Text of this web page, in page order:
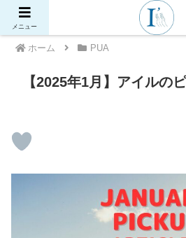
ホーム PUA
【2025年1月】アイルの
メニュー